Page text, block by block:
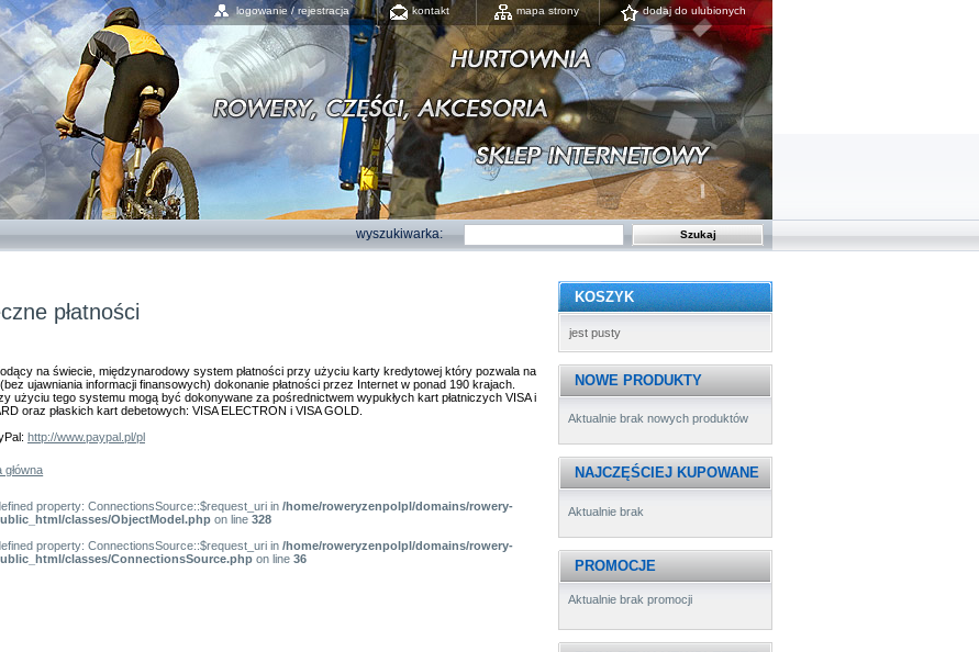
logowanie / rejestracja kontakt mapa strony dodaj do ulubionych
wyszukiwarka:
płatności
na świecie, międzynarodowy system płatności przy użyciu karty kredytowej który pozwala na
ujawniania informacji finansowych) dokonanie płatności przez Internet w ponad 190 krajach.
użyciu tego systemu mogą być dokonywane za pośrednictwem wypukłych kart płatniczych VISA i
oraz płaskich kart debetowych: VISA ELECTRON i VISA GOLD.
http://www.paypal.pl/pl
główna
property: ConnectionsSource::$request_uri in /home/roweryzenpolpl/domains/rowery-
classes/ObjectModel.php on line 328
property: ConnectionsSource::$request_uri in /home/roweryzenpolpl/domains/rowery-
classes/ConnectionsSource.php on line 36
KOSZYK
jest pusty
NOWE PRODUKTY
Aktualnie brak nowych produktów
NAJCZĘŚCIEJ KUPOWANE
Aktualnie brak
PROMOCJE
Aktualnie brak promocji